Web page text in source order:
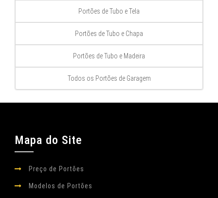
Portões de Tubo e Tela
Portões de Tubo e Chapa
Portões de Tubo e Madeira
Todos os Portões de Garagem
Mapa do Site
Preço de Portões
Modelos de Portões